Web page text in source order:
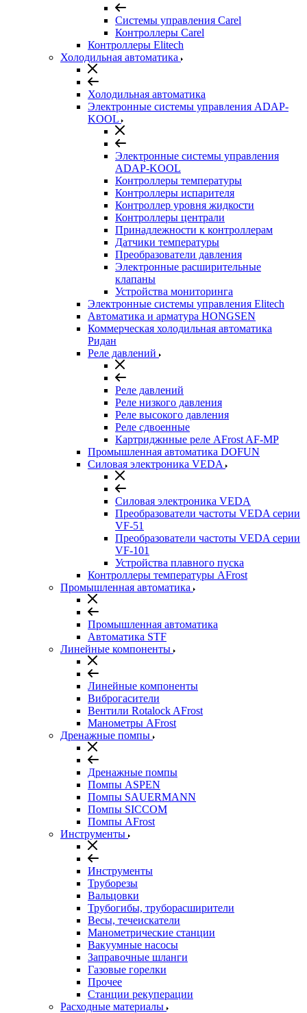
Системы управления Carel
Контроллеры Carel
Контроллеры Elitech
Холодильная автоматика
Холодильная автоматика
Электронные системы управления ADAP-
KOOL
Электронные системы управления
ADAP-KOOL
Контроллеры температуры
Контроллеры испарителя
Контроллер уровня жидкости
Контроллеры централи
Принадлежности к контроллерам
Датчики температуры
Преобразователи давления
Электронные расширительные
клапаны
Устройства мониторинга
Электронные системы управления Elitech
Автоматика и арматура HONGSEN
Коммерческая холодильная автоматика
Ридан
Реле давлений
Реле давлений
Реле низкого давления
Реле высокого давления
Реле сдвоенные
Картриджнные реле AFrost AF-MP
Промышленная автоматика DOFUN
Силовая электроника VEDA
Силовая электроника VEDA
Преобразователи частоты VEDA серии
VF-51
Преобразователи частоты VEDA серии
VF-101
Устройства плавного пуска
Контроллеры температуры AFrost
Промышленная автоматика
Промышленная автоматика
Автоматика STF
Линейные компоненты
Линейные компоненты
Виброгасители
Вентили Rotalock AFrost
Манометры AFrost
Дренажные помпы
Дренажные помпы
Помпы ASPEN
Помпы SAUERMANN
Помпы SICCOM
Помпы AFrost
Инструменты
Инструменты
Труборезы
Вальцовки
Трубогибы, труборасширители
Весы, течеискатели
Манометрические станции
Вакуумные насосы
Заправочные шланги
Газовые горелки
Прочее
Станции рекуперации
Расходные материалы